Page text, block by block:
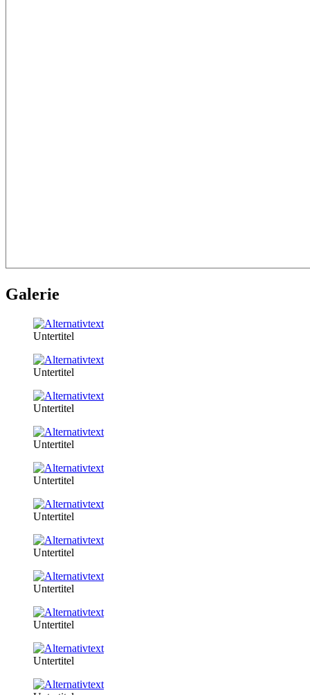
Galerie
Untertitel
Untertitel
Untertitel
Untertitel
Untertitel
Untertitel
Untertitel
Untertitel
Untertitel
Untertitel